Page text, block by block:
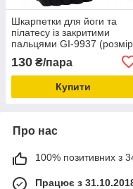
Шкарпетки для йоги та
пілатесу із закритими
пальцями GI-9937 (розмір
130 ₴/пара
Купити
Про нас
100% позитивних з
Працює з